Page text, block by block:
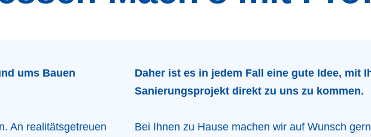
ums Bauen
An realitätsgetreuen
Daher ist es in jedem Fall eine gute Idee, mit
Sanierungsprojekt direkt zu uns zu kommen.
Bei Ihnen zu Hause machen wir auf Wunsch